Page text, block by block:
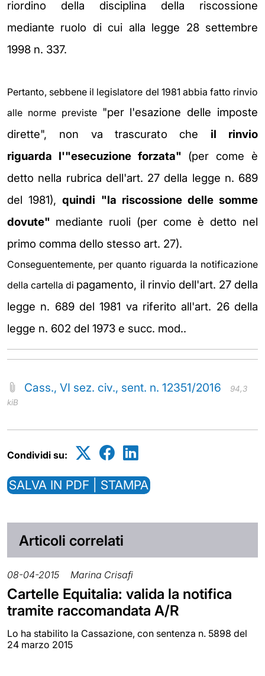
riordino della disciplina della riscossione
mediante ruolo di cui alla legge 28 settembre
1998 n. 337.
Pertanto, sebbene il legislatore del 1981 abbia fatto rinvio
alle norme previste "per l'esazione delle imposte
dirette", non va trascurato che il rinvio
riguarda l'"esecuzione forzata" (per come è
detto nella rubrica dell'art. 27 della legge n. 689
del 1981),quindi "la riscossione delle somme
dovute" mediante ruoli (per come è detto nel
primo comma dello stesso art. 27).
Conseguentemente, per quanto riguarda la notificazione
della cartella di pagamento, il rinvio dell'art. 27 della
legge n. 689 del 1981 va riferito all'art. 26 della
legge n. 602 del 1973 e succ. mod..
Cass., VI sez. civ., sent. n. 12351/2016
94,3
kiB
Condividi su:
SALVA IN PDF | STAMPA
Articoli correlati
08-04-2015 Marina Crisafi
Cartelle Equitalia: valida la notifica
tramite raccomandata A/R
Lo ha stabilito la Cassazione, con sentenza n. 5898 del
24 marzo 2015